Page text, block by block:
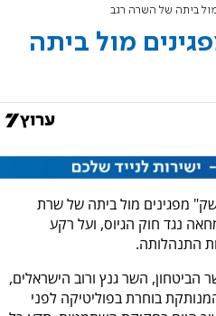
ביתה של השרה רגב
מול ביתה
מפגינים מול ביתה של שרת
נגד חוק הגיוס, ועל רקע
השר גנץ ורוב הישראלים,
בוחרת בפוליטיקה לפני